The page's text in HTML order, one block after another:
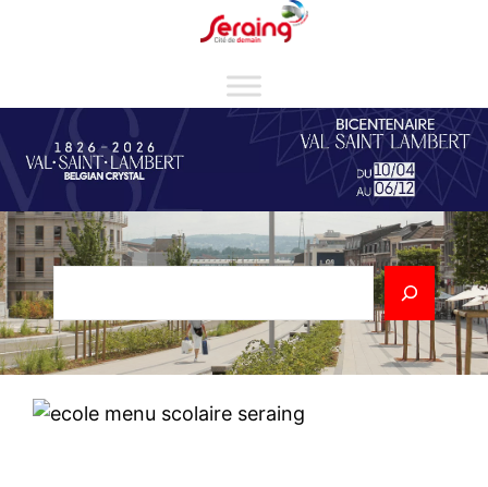
Rechercher
Cookies management panel